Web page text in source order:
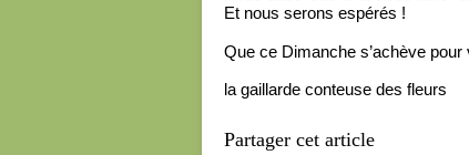
Et nous serons espérés !
Que ce Dimanche s’achève
la gaillarde conteuse des fleurs
Partager cet article